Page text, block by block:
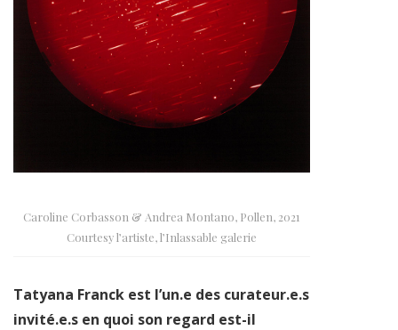
Caroline Corbasson & Andrea Montano, Pollen, 2021
Courtesy l’artiste, l’Inlassable galerie
Tatyana Franck est l’un.e des curateur.e.s
invité.e.s en quoi son regard est-il